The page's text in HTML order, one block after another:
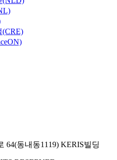
64(동내동1119) KERIS빌딩